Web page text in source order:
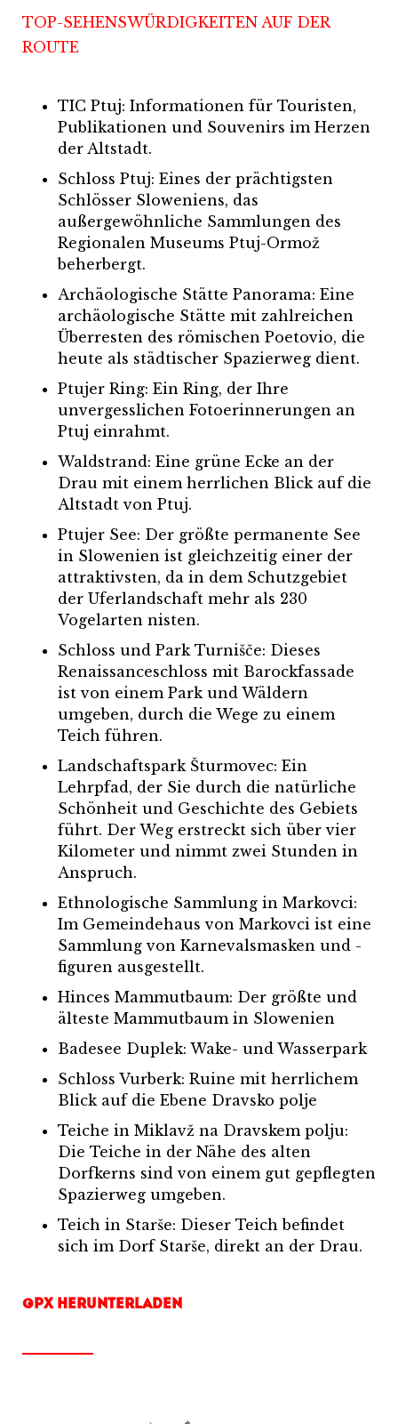
TOP-SEHENSWÜRDIGKEITEN AUF DER
ROUTE
TIC Ptuj: Informationen für Touristen,
Publikationen und Souvenirs im Herzen
der Altstadt.
Schloss Ptuj: Eines der prächtigsten
Schlösser Sloweniens, das
außergewöhnliche Sammlungen des
Regionalen Museums Ptuj-Ormož
beherbergt.
Archäologische Stätte Panorama: Eine
archäologische Stätte mit zahlreichen
Überresten des römischen Poetovio, die
heute als städtischer Spazierweg dient.
Ptujer Ring: Ein Ring, der Ihre
unvergesslichen Fotoerinnerungen an
Ptuj einrahmt.
Waldstrand: Eine grüne Ecke an der
Drau mit einem herrlichen Blick auf die
Altstadt von Ptuj.
Ptujer See: Der größte permanente See
in Slowenien ist gleichzeitig einer der
attraktivsten, da in dem Schutzgebiet
der Uferlandschaft mehr als 230
Vogelarten nisten.
Schloss und Park Turnišče: Dieses
Renaissanceschloss mit Barockfassade
ist von einem Park und Wäldern
umgeben, durch die Wege zu einem
Teich führen.
Landschaftspark Šturmovec: Ein
Lehrpfad, der Sie durch die natürliche
Schönheit und Geschichte des Gebiets
führt. Der Weg erstreckt sich über vier
Kilometer und nimmt zwei Stunden in
Anspruch.
Ethnologische Sammlung in Markovci:
Im Gemeindehaus von Markovci ist eine
Sammlung von Karnevalsmasken und -
figuren ausgestellt.
Hinces Mammutbaum: Der größte und
älteste Mammutbaum in Slowenien
Badesee Duplek: Wake- und Wasserpark
Schloss Vurberk: Ruine mit herrlichem
Blick auf die Ebene Dravsko polje
Teiche in Miklavž na Dravskem polju:
Die Teiche in der Nähe des alten
Dorfkerns sind von einem gut gepflegten
Spazierweg umgeben.
Teich in Starše: Dieser Teich befindet
sich im Dorf Starše, direkt an der Drau.
GPX HERUNTERLADEN